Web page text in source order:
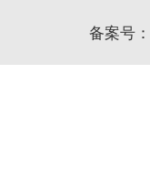
备案号：